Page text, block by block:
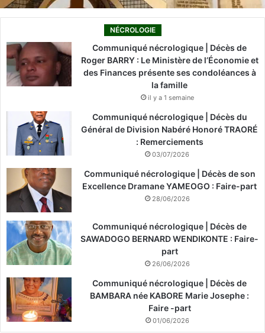
NÉCROLOGIE
Communiqué nécrologique | Décès de
Roger BARRY : Le Ministère de l’Économie et
des Finances présente ses condoléances à
la famille
il y a 1 semaine
Communiqué nécrologique | Décès du
Général de Division Nabéré Honoré TRAORÉ
: Remerciements
03/07/2026
Communiqué nécrologique | Décès de son
Excellence Dramane YAMEOGO : Faire-part
28/06/2026
Communiqué nécrologique | Décès de
SAWADOGO BERNARD WENDIKONTE : Faire-
part
26/06/2026
Communiqué nécrologique | Décès de
BAMBARA née KABORE Marie Josephe :
Faire -part
01/06/2026